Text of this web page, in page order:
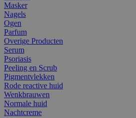
Masker
Nagels
Ogen
Parfum
Overige Producten
Serum
Psoriasis
Peeling en Scrub
Pigmentvlekken
Rode reactive huid
Wenkbrauwen
Normale huid
Nachtcreme